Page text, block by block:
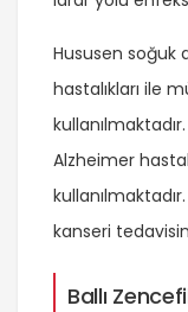
Hususen soğuk
hastalıkları ile
Alzheimer
kanseri
Ballı